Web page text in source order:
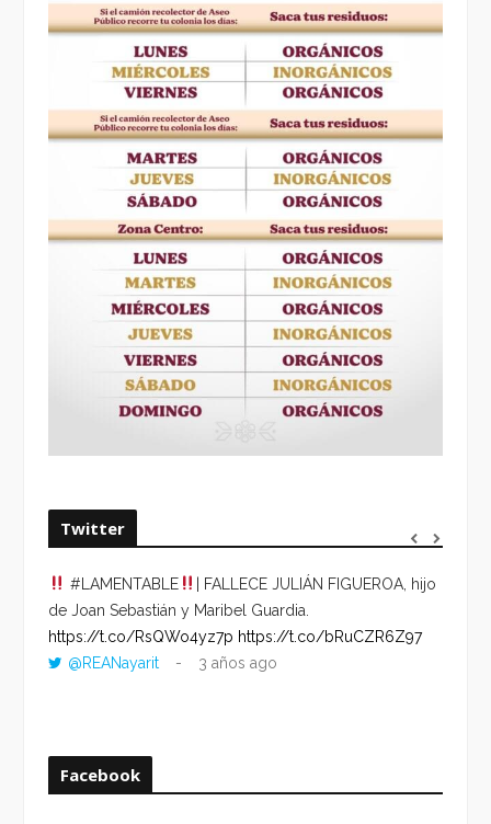
Twitter
#LAMENTABLE
| FALLECE JULIÁN FIGUEROA, hijo
de Joan Sebastián y Maribel Guardia.
https://t.co/RsQWo4yz7p https://t.co/bRuCZR6Z97
@REANayarit
3 años ago
Facebook